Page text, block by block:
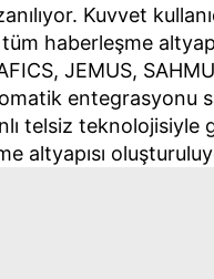
Kuvvet
haberleşme
JEMUS,
entegrasyonu
telsiz teknolojisiyle
altyapısı